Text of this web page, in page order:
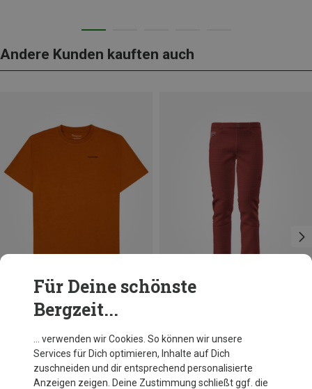
Andere Kunden kauften auch
Du sparst 35%
Für Deine schönste
Bergzeit...
… verwenden wir Cookies. So können wir unsere
Services für Dich optimieren, Inhalte auf Dich
zuschneiden und dir entsprechend personalisierte
Anzeigen zeigen. Deine Zustimmung schließt ggf. die